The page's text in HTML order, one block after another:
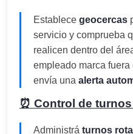
Establece geocercas
servicio y comprueba
realicen dentro del
empleado marca
envía una alerta
⏰ Control de
Administrá turnos